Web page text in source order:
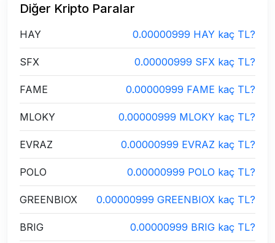
Diğer Kripto Paralar
HAY 0.00000999 HAY kaç TL?
SFX 0.00000999 SFX kaç TL?
FAME 0.00000999 FAME kaç TL?
MLOKY 0.00000999 MLOKY kaç TL?
EVRAZ 0.00000999 EVRAZ kaç TL?
POLO 0.00000999 POLO kaç TL?
GREENBIOX 0.00000999 GREENBIOX kaç TL?
BRIG 0.00000999 BRIG kaç TL?